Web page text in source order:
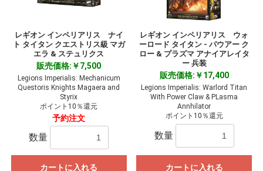
レギオン インペリアリス ナイ
ト タイタン クエストリス級 マガ
エラ & ステュリクス
販売価格:￥7,500
Legions Imperialis: Mechanicum
Questoris Knights Magaera and
Styrix
ポイント10％還元
予約注文
数量
カートに入れる
レギオン インペリアリス ウォ
ーロード タイタン - パウアー ク
ロー & プラズマ アナイアレイタ
ー 兵装
販売価格:￥17,400
Legions Imperialis: Warlord Titan
With Power Claw & PLasma
Annhilator
ポイント10％還元
数量
カートに入れる